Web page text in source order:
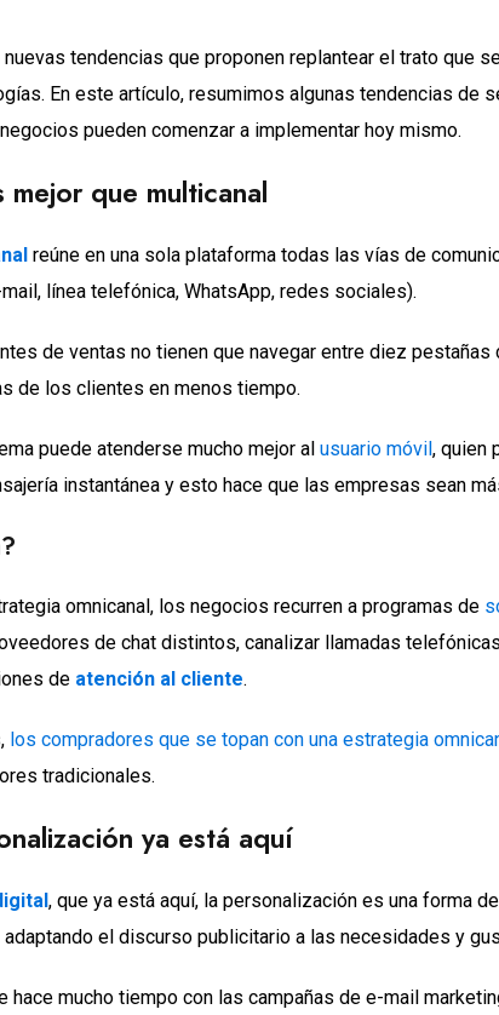
nuevas tendencias que proponen replantear el trato que
En este artículo, resumimos algunas tendencias de
pueden comenzar a implementar hoy mismo.
mejor que multicanal
reúne en una sola plataforma todas las vías de
línea telefónica, WhatsApp, redes sociales).
de ventas no tienen que navegar entre diez
de los clientes en menos tiempo.
puede atenderse mucho mejor al usuario móvil, quien
instantánea y esto hace que las empresas sean
omnicanal, los negocios recurren a programas de
de chat distintos, canalizar llamadas
de atención al cliente.
los compradores que se topan con una estrategia
tradicionales.
ya está aquí
, que ya está aquí, la personalización es una forma
el discurso publicitario a las necesidades y
hace mucho tiempo con las campañas de e-mail